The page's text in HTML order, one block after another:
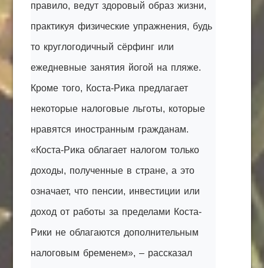
правило, ведут здоровый образ жизни,
практикуя физические упражнения, будь
то круглогодичный сёрфинг или
ежедневные занятия йогой на пляже.
Кроме того, Коста-Рика предлагает
некоторые налоговые льготы, которые
нравятся иностранным гражданам.
«Коста-Рика облагает налогом только
доходы, полученные в стране, а это
означает, что пенсии, инвестиции или
доход от работы за пределами Коста-
Рики не облагаются дополнительным
налоговым бременем», – рассказал